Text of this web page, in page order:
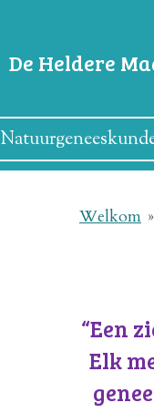
De Heldere
Welkom »
“Een
Elk